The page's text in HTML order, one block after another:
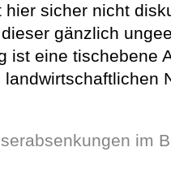
hier sicher nicht
gänzlich
ist eine tischebene
im